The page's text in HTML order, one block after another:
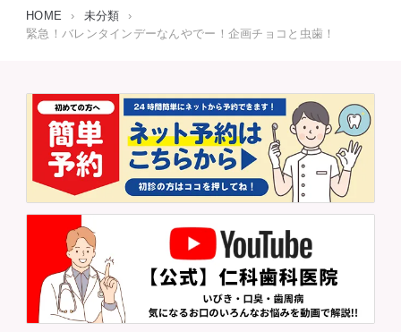
HOME › 未分類
›
緊急！バレンタインデーなんやでー！企画チョコと虫歯！